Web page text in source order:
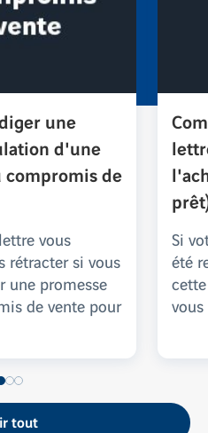
une
d'une
compromis de
vous
rétracter si vous
une promesse
de vente pour
Si
été
tout